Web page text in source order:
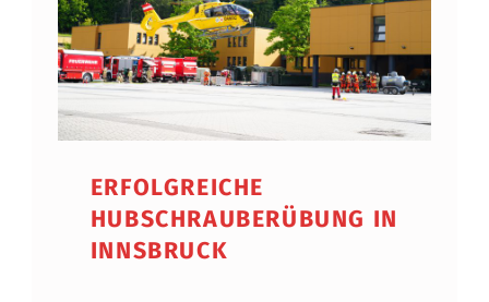
ERFOLGREICHE
HUBSCHRAUBERÜBUNG IN
INNSBRUCK